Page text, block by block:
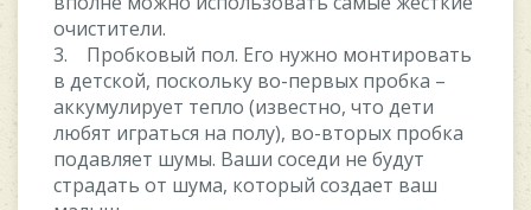
очистители.
3. Пробковый пол. Его нужно монтировать
в детской, поскольку во-первых пробка –
аккумулирует тепло (известно, что дети
любят играться на полу), во-вторых пробка
подавляет шумы. Ваши соседи не будут
страдать от шума, который создает ваш